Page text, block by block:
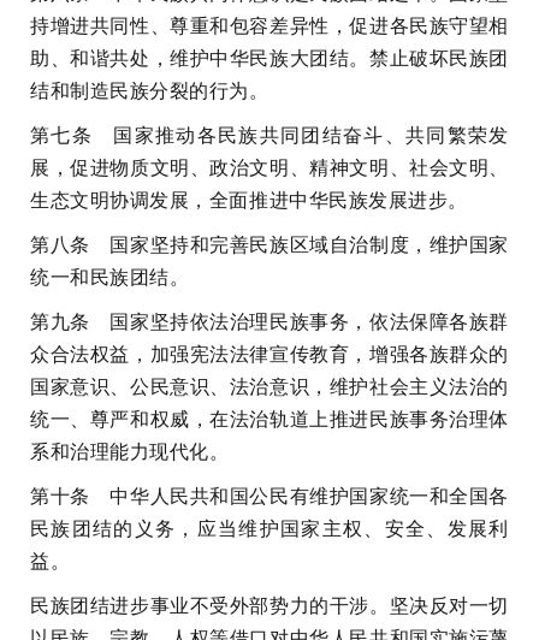
持增进共同性、尊重和包容差异性，促进各民族守望相
助、和谐共处，维护中华民族大团结。禁止破坏民族团
结和制造民族分裂的行为。
第七条 国家推动各民族共同团结奋斗、共同繁荣发
展，促进物质文明、政治文明、精神文明、社会文明、
生态文明协调发展，全面推进中华民族发展进步。
第八条 国家坚持和完善民族区域自治制度，维护国家
统一和民族团结。
第九条 国家坚持依法治理民族事务，依法保障各族群
众合法权益，加强宪法法律宣传教育，增强各族群众的
国家意识、公民意识、法治意识，维护社会主义法治的
统一、尊严和权威，在法治轨道上推进民族事务治理体
系和治理能力现代化。
第十条 中华人民共和国公民有维护国家统一和全国各
民族团结的义务，应当维护国家主权、安全、发展利
益。
民族团结进步事业不受外部势力的干涉。坚决反对一切